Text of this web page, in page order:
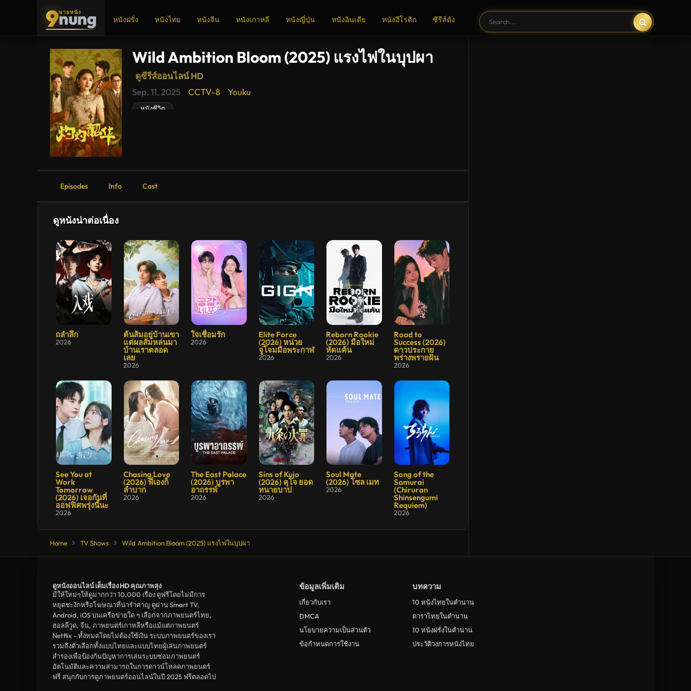
9นายหนัง
nung หนังฝรั่ง หนังไทย หนังจีน หนังเกาหลี หนังญี่ปุ่น หนังอินเดีย หนังอีโรติก ซีรีส์ดัง
ADS Wild Ambition Bloom (2025) แรงไฟในบุปผา
ดูซีรีส์ออนไลน์ HD
Sep. 11, 2025
CCTV-8 Youku
Wild
Ambition
Bloom
ใหม่
HD
อัปเดต
ล่าสุด
หนังชีวิต
Episodes Info Cast
ดูหนังน่าต่อเนื่อง
9.4
ถลำลึก
2026
8.9
ต้นส้มอยู่บ้านเขา
แต่ผลส้มหล่นมา
บ้านเราตลอด
เลย
2026
10
ใจเชื่อมรัก
2026
6.8
Elite Force
(2026) หน่วย
จู่โจมมือพระกาฬ
2026
8.133
Reborn Rookie
(2026) มือใหม่
หัดแค้น
2026
8.3
Road to
Success (2026)
ดาวประกาย
พร่างพรายฝัน
2026
9.1
See You at
Work
Tomorrow
(2026) เจอกันที่
ออฟฟิศพรุ่งนี้นะ
2026
7.2
Chasing Love
(2026) พี่เองก็
ลำบาก
2026
8.1
The East Palace
(2026) บูรพา
อาถรรพ์
2026
7.7
Sins of Kujo
(2026) คุโจ ยอด
ทนายบาป
2026
8.211
Soul Mate
(2026) โซล เมท
2026
8
Song of the
Samurai
(Chiruran
Shinsengumi
Requiem)
2026
Home TV Shows Wild Ambition Bloom (2025) แรงไฟในบุปผา
ข้อมูลเพิ่มเติม
เกี่ยวกับเรา
DMCA
นโยบายความเป็นส่วนตัว
ข้อกำหนดการใช้งาน
บทความ
10 หนังไทยในตำนาน
ดาราไทยในตำนาน
10 หนังฝรั่งในตำนาน
ประวัติวงการหนังไทย
ดูหนังออนไลน์ เต็มเรื่อง HD คุณภาพสุง
มีให้ใหม่ๆให้ดูมากกว่า 10,000 เรื่อง ดูฟรีโดยไม่มีการ
หยุดชะงักหรือโฆษณาที่น่ารำคาญ ดูผ่าน Smart TV,
Android, iOS บนเครือข่ายใด ๆ เลือกจากภาพยนตร์ไทย,
ฮอลลีวูด, จีน, ภาพยนตร์เกาหลีหรือแม้แต่ภาพยนตร์
Netflix - ทั้งหมดโดยไม่ต้องใช้เงิน ระบบภาพยนตร์ของเรา
รวมถึงตัวเลือกทั้งแบบไทยและแบบไทยผู้เล่นภาพยนตร์
สำรองเพื่อป้องกันปัญหาการเล่นระบบซ่อมภาพยนตร์
อัตโนมัติและความสามารถในการดาวน์โหลดภาพยนตร์
ฟรี สนุกกับการดูภาพยนตร์ออนไลน์ในปี 2025 ฟรีตลอดไป